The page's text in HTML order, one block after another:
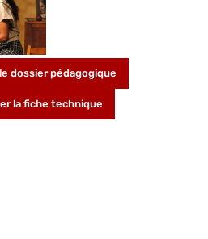
dossier pédagogique
la fiche technique